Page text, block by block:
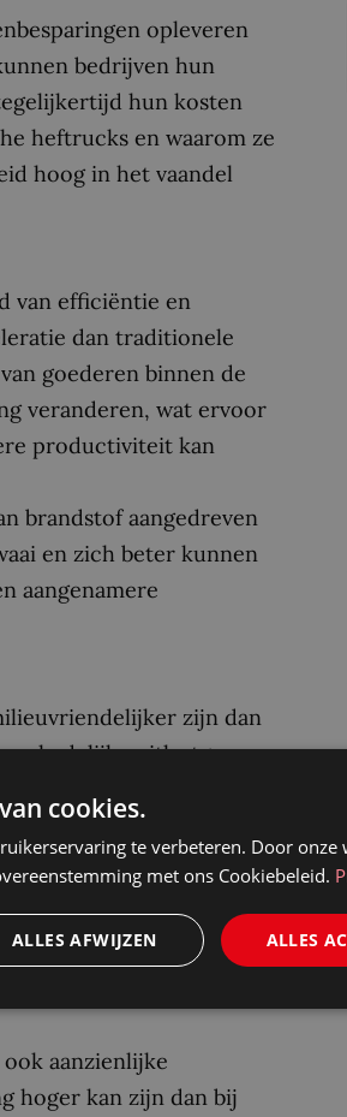
opleveren
bedrijven hun
hun kosten
heftrucks en waarom ze
hoog in het vaandel
van efficiëntie en
dan traditionele
goederen binnen de
veranderen, wat ervoor
productiviteit kan
brandstof aangedreven
en zich beter kunnen
aangenamere
zijn dan
schadelijke uitlaatgassen
Dit
luchtkwaliteit van groot
kan leiden tot
resultaat? Lagere
heftruck.
aanzienlijke
hoger kan zijn dan bij
cookies.
te verbeteren. Door onze
met ons Cookiebeleid.
ALLES
ALLES AFWIJZEN